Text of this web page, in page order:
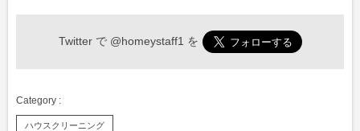
Twitter で @homeystaff1 を
ハウスクリーニング